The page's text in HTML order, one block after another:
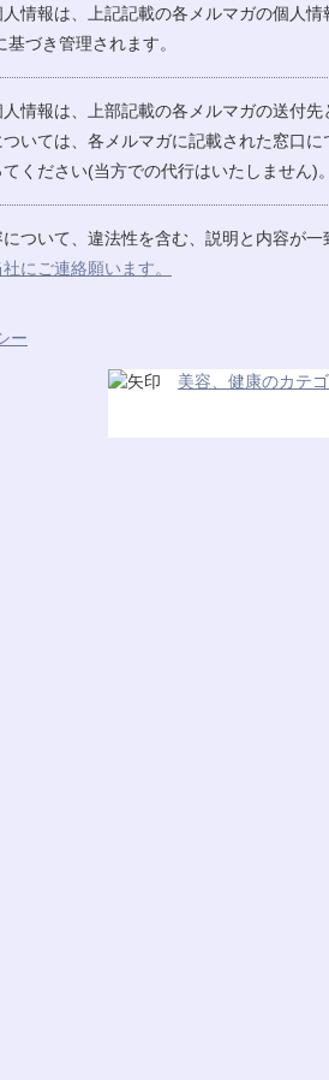
情報は、上記記載の各メルマガの個人
基づき管理されます。
情報は、上部記載の各メルマガの送付
いては、各メルマガに記載された窓口
ください(当方での代行はいたしません)。
ついて、違法性を含む、説明と内容が
にご連絡願います。
美容、健康のカテ